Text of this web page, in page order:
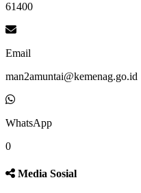
61400
Email
man2amuntai@kemenag.go.id
WhatsApp
0
Media Sosial